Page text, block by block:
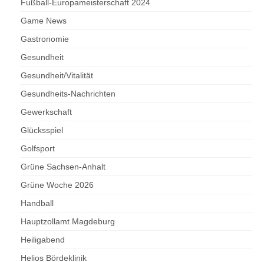
Fußball-Europameisterschaft 2024
Game News
Gastronomie
Gesundheit
Gesundheit/Vitalität
Gesundheits-Nachrichten
Gewerkschaft
Glücksspiel
Golfsport
Grüne Sachsen-Anhalt
Grüne Woche 2026
Handball
Hauptzollamt Magdeburg
Heiligabend
Helios Bördeklinik